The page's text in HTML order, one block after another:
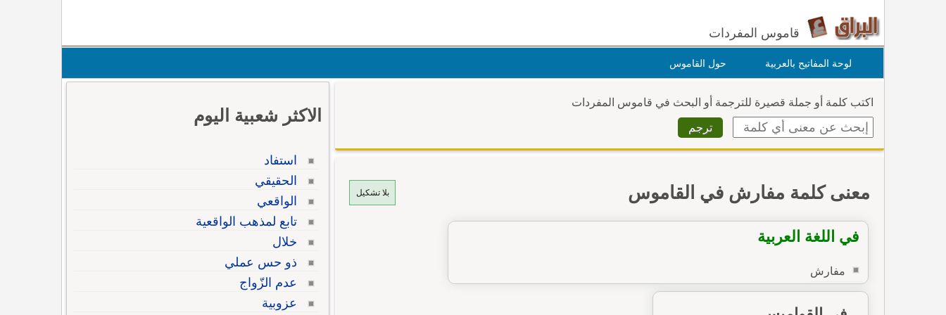
قاموس المفردات
لوحة المفاتيح بالعربية حول القاموس
اكتب كلمة أو جملة قصيرة للترجمة أو البحث في قاموس المفردات
بلا تشكيل معنى كلمة مفارش في القاموس
في اللغة العربية
مفارش
الاكثر شعبية اليوم
استفاد
الحقيقي
الواقعي
تابع لمذهب الواقعية
خلال
ذو حس عملي
عدم الزّواج
عزوبية